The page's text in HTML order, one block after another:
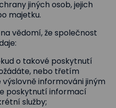
jiných osob, jejich
majetku.
vědomí, že společnost
o takové poskytnutí
nebo třetím
informováni jiným
poskytnutí informací
služby;